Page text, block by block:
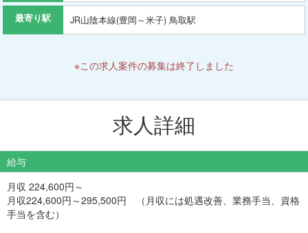
最寄り駅 JR山陰本線(豊岡～米子) 鳥取駅
※この求人案件の募集は終了しました
求人詳細
給与
月収 224,600円～
月収224,600円～295,500円 （月収には処遇改善、業務手当、資格
手当を含む）